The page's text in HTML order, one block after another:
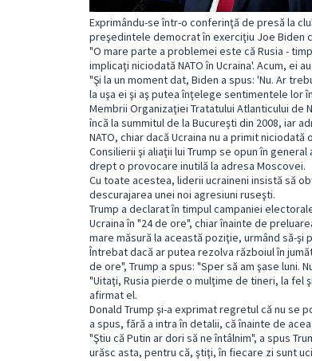
Exprimându-se într-o conferinţă de presă la
preşedintele democrat în exerciţiu Joe Biden
"O mare parte a problemei este că Rusia -
implicaţi niciodată NATO în Ucraina'. Acum, ei
"Şi la un moment dat, Biden a spus: 'Nu. Ar
la uşa ei şi aş putea înţelege sentimentele lor
Membrii Organizaţiei Tratatului Atlanticului de
încă la summitul de la Bucureşti din 2008, iar
NATO, chiar dacă Ucraina nu a primit
Consilierii şi aliaţii lui Trump se opun în
drept o provocare inutilă la adresa Moscovei.
Cu toate acestea, liderii ucraineni insistă să
descurajarea unei noi agresiuni ruseşti.
Trump a declarat în timpul campaniei
Ucraina în "24 de ore", chiar înainte de
mare măsură la această poziţie, urmând să-şi
Întrebat dacă ar putea rezolva războiul în
de ore", Trump a spus: "Sper să am şase luni.
"Uitaţi, Rusia pierde o mulţime de tineri, la fel
afirmat el.
Donald Trump şi-a exprimat regretul că nu se
a spus, fără a intra în detalii, că înainte de
"Ştiu că Putin ar dori să ne întâlnim", a spus
urăsc asta, pentru că, ştiţi, în fiecare zi sunt